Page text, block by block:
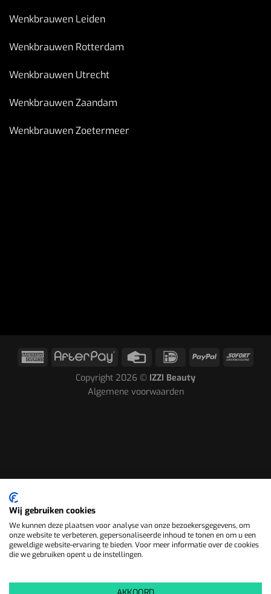
Wenkbrauwen Leiden
Wenkbrauwen Rotterdam
Wenkbrauwen Utrecht
Wenkbrauwen Zaandam
Wenkbrauwen Zoetermeer
Copyright 2026 © IZZI Beauty
Algemene voorwaarden
Wij gebruiken cookies
We kunnen deze plaatsen voor analyse van onze bezoekersgegevens, om
onze website te verbeteren, gepersonaliseerde inhoud te tonen en om u een
geweldige website-ervaring te bieden. Voor meer informatie over de cookies
die we gebruiken opent u de instellingen.